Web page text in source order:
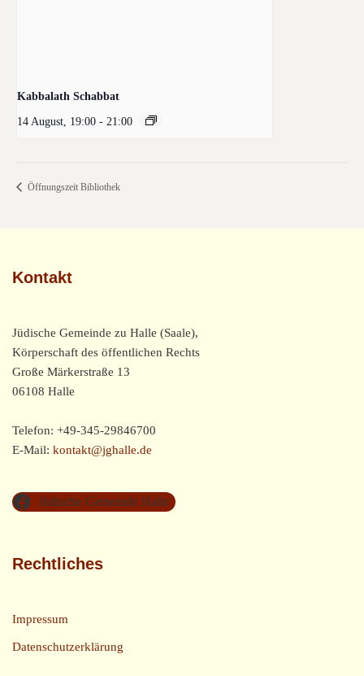
Kabbalath Schabbat
14 August, 19:00 - 21:00
Öffnungszeit Bibliothek
Kontakt
Jüdische Gemeinde zu Halle (Saale),
Körperschaft des öffentlichen Rechts
Große Märkerstraße 13
06108 Halle
Telefon: +49-345-29846700
E-Mail: kontakt@jghalle.de
Jüdische Gemeinde Halle
Rechtliches
Impressum
Datenschutzerklärung